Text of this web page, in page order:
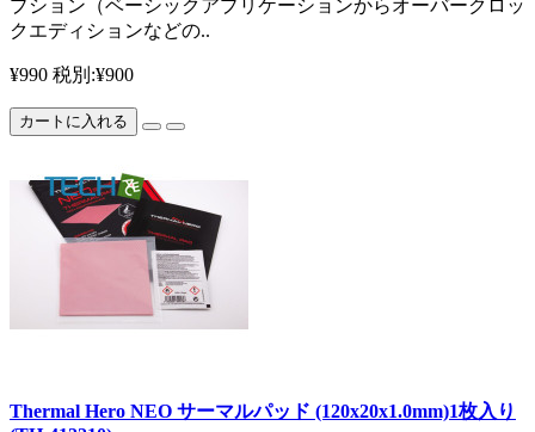
プション（ベーシックアプリケーションからオーバークロッ
クエディションなどの..
¥990 税別:¥900
カートに入れる
Thermal Hero NEO サーマルパッド (120x20x1.0mm)1枚入り